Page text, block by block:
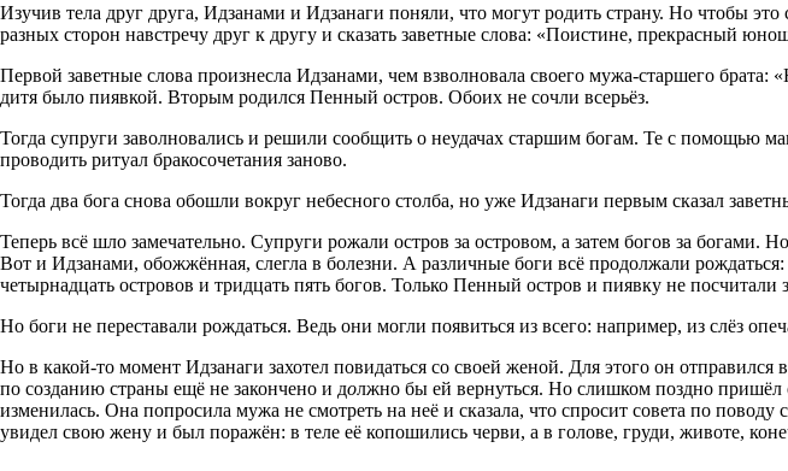
Изучив тела друг друга, Идзанами и Идзанаги поняли, что могут родить страну. Но чтобы
разных сторон навстречу друг к другу и сказать заветные слова: «Поистине, прекрасный
Первой заветные слова произнесла Идзанами, чем взволновала своего мужа-старшего
дитя было пиявкой. Вторым родился Пенный остров. Обоих не сочли всерьёз.
Тогда супруги заволновались и решили сообщить о неудачах старшим богам. Те с помощью
проводить ритуал бракосочетания заново.
Тогда два бога снова обошли вокруг небесного столба, но уже Идзанаги первым сказал
Теперь всё шло замечательно. Супруги рожали остров за островом, а затем богов за
Вот и Идзанами, обожжённая, слегла в болезни. А различные боги всё продолжали
четырнадцать островов и тридцать пять богов. Только Пенный остров и пиявку не посчитали
Но боги не переставали рождаться. Ведь они могли появиться из всего: например, из слёз
Но в какой-то момент Идзанаги захотел повидаться со своей женой. Для этого он
по созданию страны ещё не закончено и должно бы ей вернуться. Но слишком поздно
изменилась. Она попросила мужа не смотреть на неё и сказала, что спросит совета по
увидел свою жену и был поражён: в теле её копошились черви, а в голове, груди, животе,